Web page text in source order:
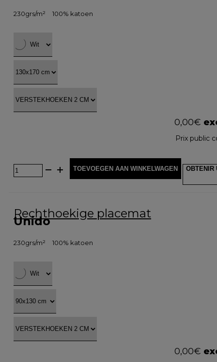
230grs/m² 100% katoen
0,00€
Prix public
TOEVOEGEN AAN WINKELWAGEN OBTENIR
Rechthoekige placemat
Unido
230grs/m² 100% katoen
0,00€